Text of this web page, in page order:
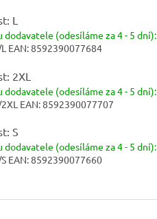
L
dodavatele (odesíláme za 4 - 5 dní):
EAN:8592390077684
2XL
dodavatele (odesíláme za 4 - 5 dní):
EAN:8592390077707
S
dodavatele (odesíláme za 4 - 5 dní):
EAN:8592390077660